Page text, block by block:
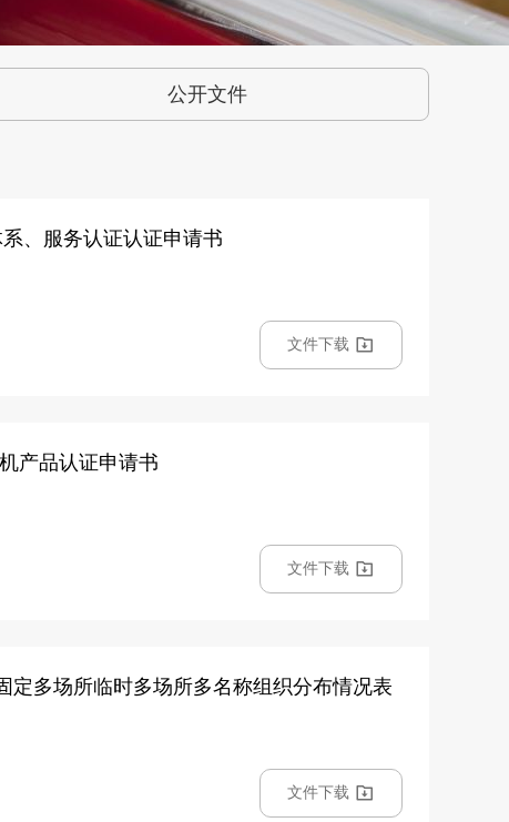
公开文件
、服务认证认证申请书
文件下载
产品认证申请书
文件下载
定多场所临时多场所多名称组织分布情况表
文件下载